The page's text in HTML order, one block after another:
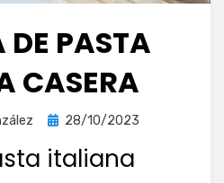
DE PASTA
CASERA
Publicada
28/10/2023
italiana